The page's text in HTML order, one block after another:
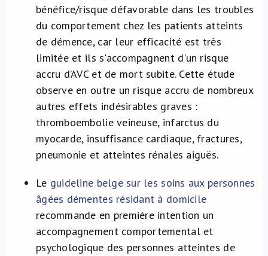
bénéfice/risque défavorable dans les troubles
du comportement chez les patients atteints
de démence, car leur efficacité est très
limitée et ils s'accompagnent d'un risque
accru d’AVC et de mort subite. Cette étude
observe en outre un risque accru de nombreux
autres effets indésirables graves :
thromboembolie veineuse, infarctus du
myocarde, insuffisance cardiaque, fractures,
pneumonie et atteintes rénales aiguës.
Le guideline belge sur les soins aux personnes
âgées démentes résidant à domicile
recommande en première intention un
accompagnement comportemental et
psychologique des personnes atteintes de